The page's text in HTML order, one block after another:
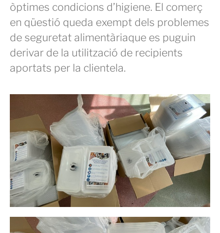
òptimes condicions d’higiene. El comerç
en qüestió queda exempt dels problemes
de seguretat alimentàriaque es puguin
derivar de la utilització de recipients
aportats per la clientela.